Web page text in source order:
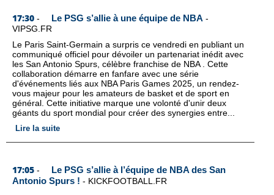
17:30 - Le PSG s’allie à une équipe de NBA -
VIPSG.FR
Le Paris Saint-Germain a surpris ce vendredi en publiant un
communiqué officiel pour dévoiler un partenariat inédit avec
les San Antonio Spurs, célèbre franchise de NBA . Cette
collaboration démarre en fanfare avec une série
d'événements liés aux NBA Paris Games 2025, un rendez-
vous majeur pour les amateurs de basket et de sport en
général. Cette initiative marque une volonté d'unir deux
géants du sport mondial pour créer des synergies entre...
Lire la suite
17:05 -
Le PSG s’allie à l’équipe de NBA des San
Antonio Spurs ! - KICKFOOTBALL.FR